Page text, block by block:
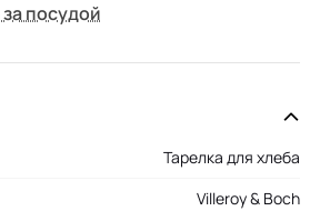
посудой
Тарелка для хлеба
Villeroy & Boch